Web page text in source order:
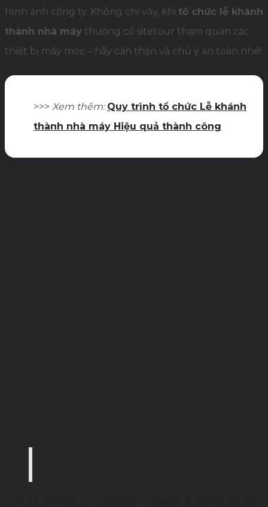
hình ảnh công ty. Không chỉ vậy, khi tổ chức lễ khánh
thành nhà máy thường có sitetour tham quan các
thiết bị máy móc – hãy cẩn thận và chú ý an toàn nhé!
>>> Xem thêm: Quy trình tổ chức Lễ khánh
thành nhà máy Hiệu quả thành công